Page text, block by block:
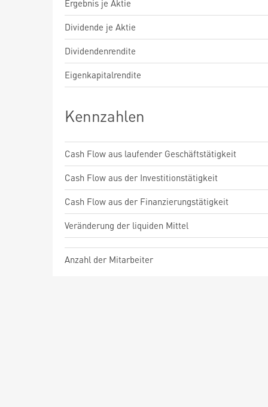
Ergebnis je Aktie
Dividende je Aktie
Dividendenrendite
Eigenkapitalrendite
Kennzahlen
Cash Flow aus laufender Geschäftstätigkeit
Cash Flow aus der Investitionstätigkeit
Cash Flow aus der Finanzierungstätigkeit
Veränderung der liquiden Mittel
Anzahl der Mitarbeiter